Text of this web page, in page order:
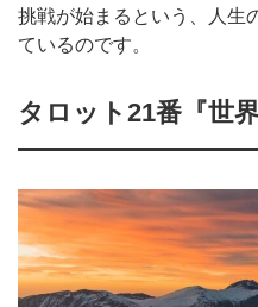
挑戦が始まるという、人生
ているのです。
タロット21番『世